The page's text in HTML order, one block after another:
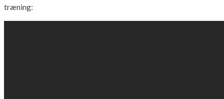
træning: